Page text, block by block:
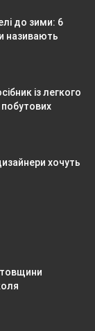
до зими: 6
називають
із легкого
хочуть